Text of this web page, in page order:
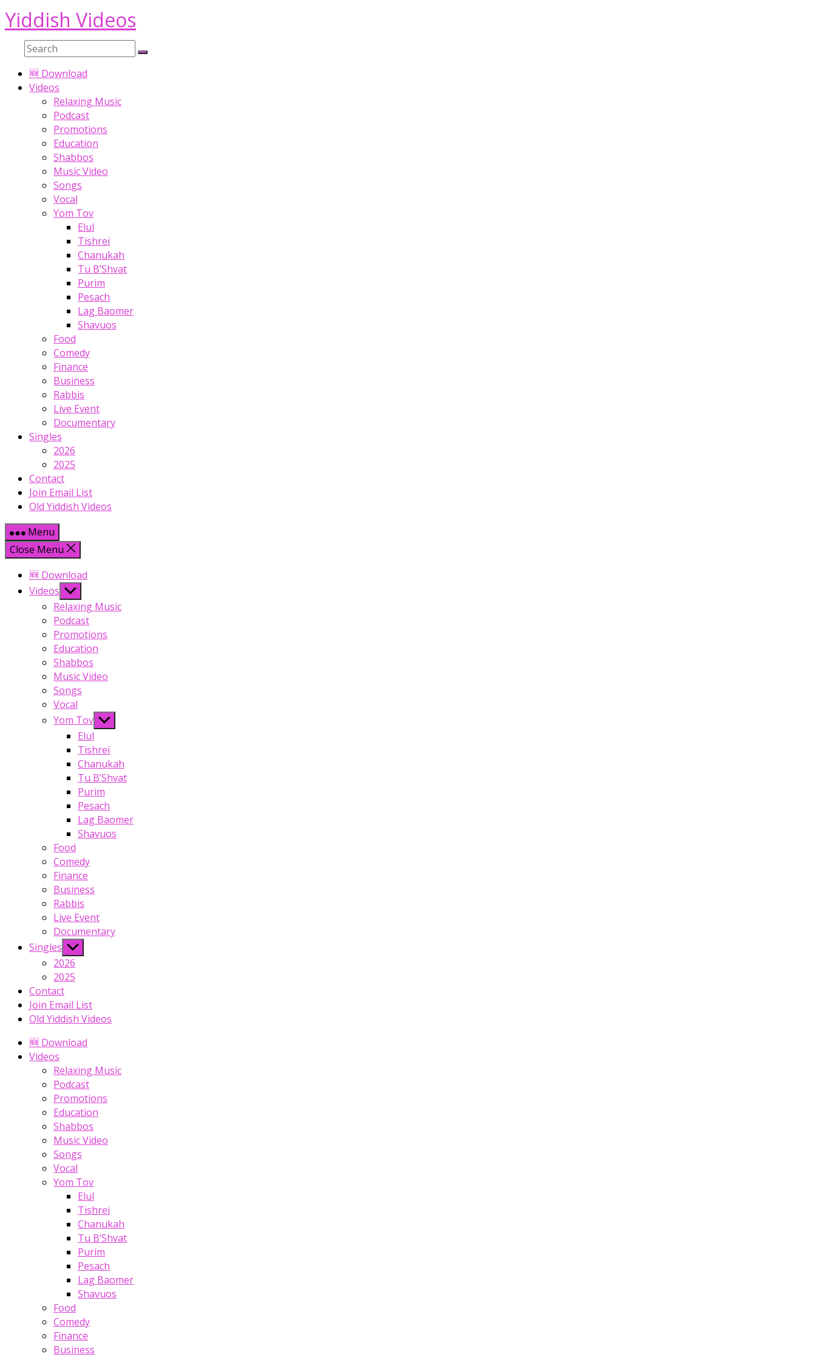
Skip
to
content
Yiddish Videos
🆕 Download
Videos
Relaxing Music
Podcast
Promotions
Education
Shabbos
Music Video
Songs
Vocal
Yom Tov
Elul
Tishrei
Chanukah
Tu B’Shvat
Purim
Pesach
Lag Baomer
Shavuos
Food
Comedy
Finance
Business
Rabbis
Live Event
Documentary
Singles
2026
2025
Contact
Join Email List
Old Yiddish Videos
Menu
Close Menu
🆕 Download
Videos Show
sub
menu
Relaxing Music
Podcast
Promotions
Education
Shabbos
Music Video
Songs
Vocal
Yom Tov Show
sub
menu
Elul
Tishrei
Chanukah
Tu B’Shvat
Purim
Pesach
Lag Baomer
Shavuos
Food
Comedy
Finance
Business
Rabbis
Live Event
Documentary
Singles Show
sub
menu
2026
2025
Contact
Join Email List
Old Yiddish Videos
🆕 Download
Videos
Relaxing Music
Podcast
Promotions
Education
Shabbos
Music Video
Songs
Vocal
Yom Tov
Elul
Tishrei
Chanukah
Tu B’Shvat
Purim
Pesach
Lag Baomer
Shavuos
Food
Comedy
Finance
Business